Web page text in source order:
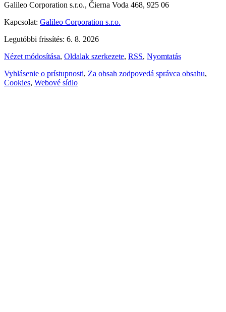
Galileo Corporation s.r.o., Čierna Voda 468, 925 06
Kapcsolat: Galileo Corporation s.r.o.
Legutóbbi frissítés: 6. 8. 2026
Nézet módosítása, Oldalak szerkezete, RSS, Nyomtatás
Vyhlásenie o prístupnosti, Za obsah zodpovedá správca obsahu,
Cookies, Webové sídlo